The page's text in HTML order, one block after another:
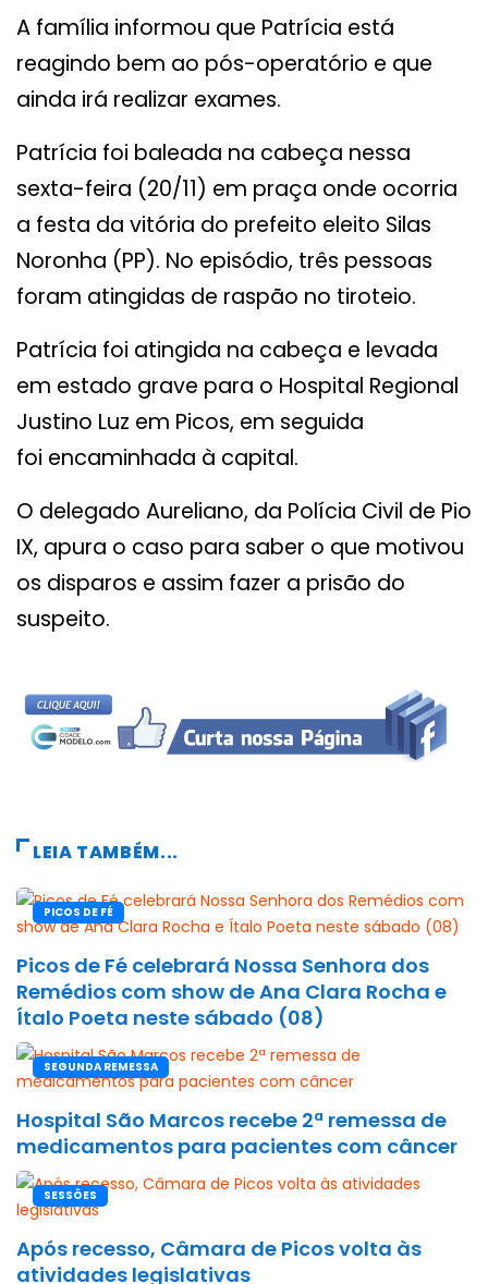
A família informou que Patrícia está
reagindo bem ao pós-operatório e que
ainda irá realizar exames.
Patrícia foi baleada na cabeça nessa
sexta-feira (20/11) em praça onde ocorria
a festa da vitória do prefeito eleito Silas
Noronha (PP). No episódio, três pessoas
foram atingidas de raspão no tiroteio.
Patrícia foi atingida na cabeça e levada
em estado grave para o Hospital Regional
Justino Luz em Picos, em seguida
foi encaminhada à capital.
O delegado Aureliano, da Polícia Civil de Pio
IX, apura o caso para saber o que motivou
os disparos e assim fazer a prisão do
suspeito.
LEIA TAMBÉM...
PICOS DE FÉ
Picos de Fé celebrará Nossa Senhora dos
Remédios com show de Ana Clara Rocha e
Ítalo Poeta neste sábado (08)
SEGUNDA REMESSA
Hospital São Marcos recebe 2ª remessa de
medicamentos para pacientes com câncer
SESSÕES
Após recesso, Câmara de Picos volta às
atividades legislativas